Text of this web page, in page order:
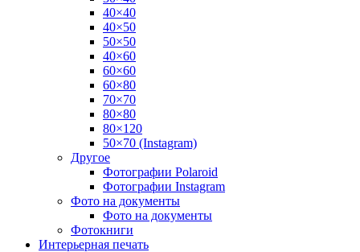
40×40
40×50
50×50
40×60
60×60
60×80
70×70
80×80
80×120
50×70 (Instagram)
Другое
Фотографии Polaroid
Фотографии Instagram
Фото на документы
Фото на документы
Фотокниги
Интерьерная печать